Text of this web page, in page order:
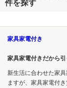
件を探す
家具家電付き
家具家電付きだから
新生活に合わせた家
ますが、家具家電付